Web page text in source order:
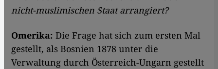
nicht-muslimischen Staat arrangiert?
Omerika: Die Frage hat sich zum ersten Mal
gestellt, als Bosnien 1878 unter die
Verwaltung durch Österreich-Ungarn gestellt